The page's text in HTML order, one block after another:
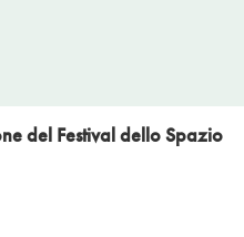
del Festival dello Spazio